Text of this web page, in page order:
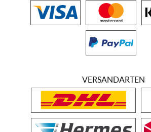
VERSANDARTEN